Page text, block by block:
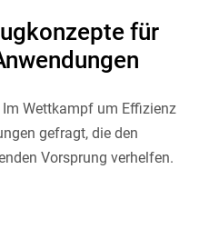
für
Wettkampf um Effizienz
gefragt, die den
Vorsprung verhelfen.